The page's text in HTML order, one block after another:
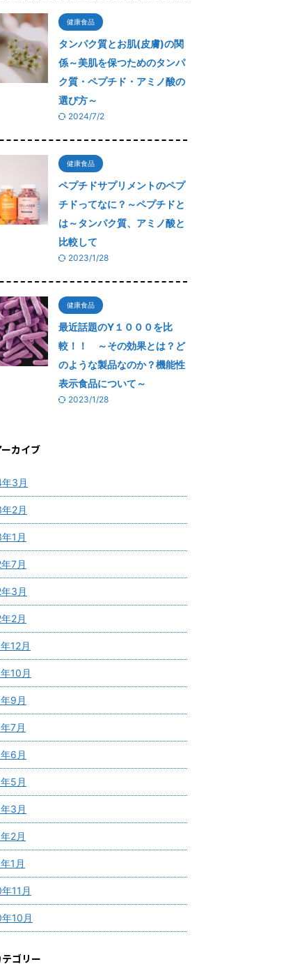
健康食品
タンパク質とお肌(皮膚)の関
係～美肌を保つためのタンパ
ク質・ペプチド・アミノ酸の
選び方～
2024/7/2
健康食品
ペプチドサプリメントのペプ
チドってなに？～ペプチドと
は～タンパク質、アミノ酸と
比較して
2023/1/28
健康食品
最近話題のY１０００を比
較！！ ～その効果とは？ど
のような製品なのか？機能性
表示食品について～
2023/1/28
ーカイブ
3月
2月
1月
7月
3月
2月
12月
10月
9月
7月
6月
5月
3月
2月
1月
11月
10月
テゴリー